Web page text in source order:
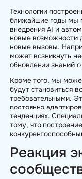
Технологии
ближайшие годы мы
внедрения AI и
новые возможности
новые вызовы.
может возникнуть
обновлении знаний
Кроме того, мы
будут становиться
требовательными.
постоянно
тенденциях.
тому, что
Реакция